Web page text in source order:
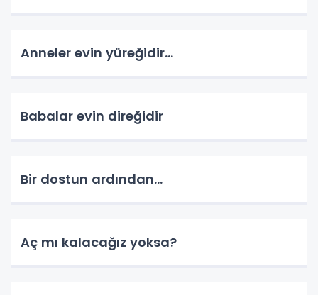
Anneler evin yüreğidir...
Babalar evin direğidir
Bir dostun ardından...
Aç mı kalacağız yoksa?